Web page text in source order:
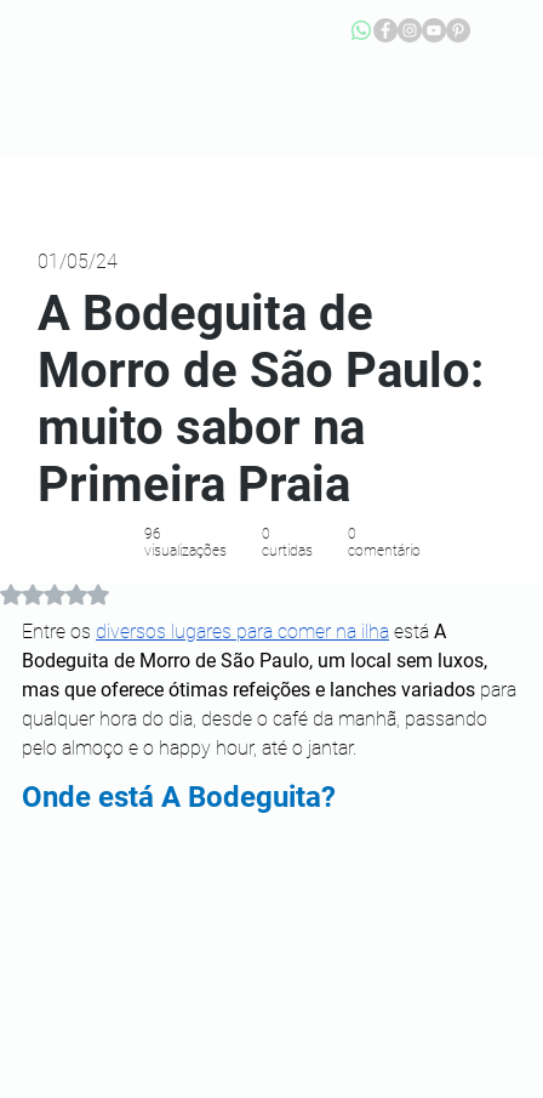
Avaliado com NaN de 5 estrelas.
Entre os diversos lugares para comer na ilha está A
Bodeguita de Morro de São Paulo, um local sem luxos,
mas que oferece ótimas refeições e lanches variados para
qualquer hora do dia, desde o café da manhã, passando
pelo almoço e o happy hour, até o jantar.
Onde está A Bodeguita?
96
visualizações
0
curtidas
0
comentário
A Bodeguita de
Morro de São Paulo:
muito sabor na
Primeira Praia
01/05/24